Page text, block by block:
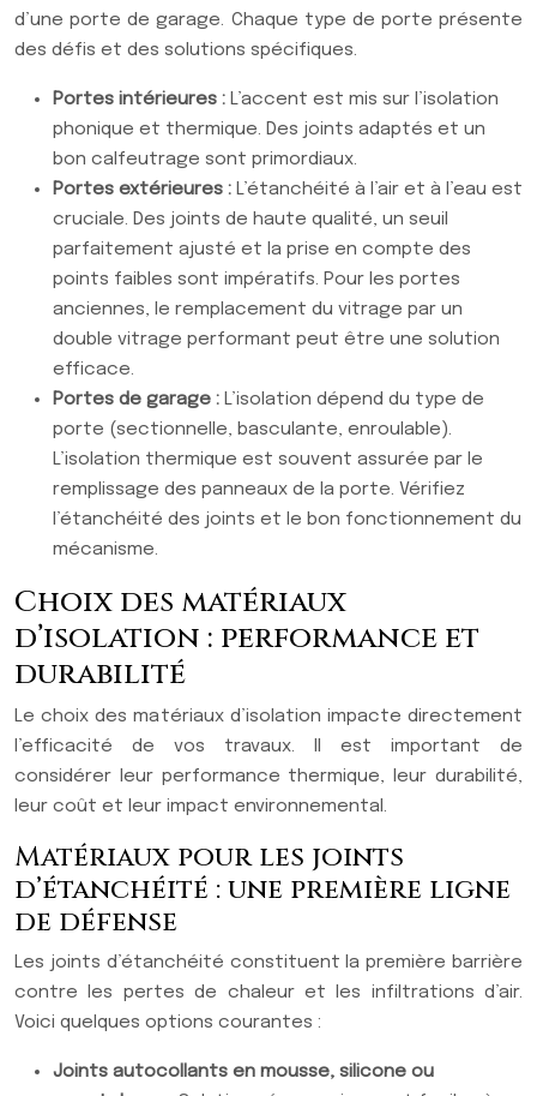
d’une porte de garage. Chaque type de porte présente
des défis et des solutions spécifiques.
Portes intérieures : L’accent est mis sur l’isolation
phonique et thermique. Des joints adaptés et un
bon calfeutrage sont primordiaux.
Portes extérieures : L’étanchéité à l’air et à l’eau est
cruciale. Des joints de haute qualité, un seuil
parfaitement ajusté et la prise en compte des
points faibles sont impératifs. Pour les portes
anciennes, le remplacement du vitrage par un
double vitrage performant peut être une solution
efficace.
Portes de garage : L’isolation dépend du type de
porte (sectionnelle, basculante, enroulable).
L’isolation thermique est souvent assurée par le
remplissage des panneaux de la porte. Vérifiez
l’étanchéité des joints et le bon fonctionnement du
mécanisme.
Choix des matériaux
d’isolation : performance et
durabilité
Le choix des matériaux d’isolation impacte directement
l’efficacité de vos travaux. Il est important de
considérer leur performance thermique, leur durabilité,
leur coût et leur impact environnemental.
Matériaux pour les joints
d’étanchéité : une première ligne
de défense
Les joints d’étanchéité constituent la première barrière
contre les pertes de chaleur et les infiltrations d’air.
Voici quelques options courantes :
Joints autocollants en mousse, silicone ou